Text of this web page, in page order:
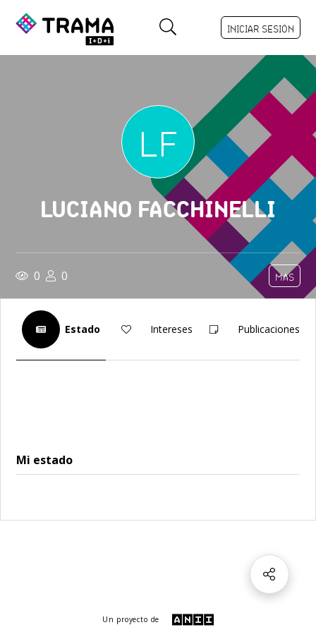
INICIAR SESIÓN
LF
LUCIANO FACCHINELLI
0 0 MÁS
Estado Intereses Publicaciones
Mi estado
Un proyecto de